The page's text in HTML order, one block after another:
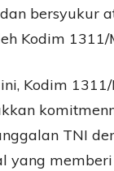
bersyukur
Kodim
Kodim
TNI
yang